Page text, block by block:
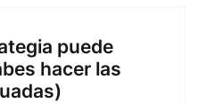
puede
hacer las